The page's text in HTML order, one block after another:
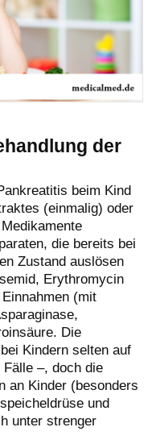
der
beim Kind
(einmalig) oder
die bereits bei
Zustand auslösen
Erythromycin
(mit
Die
Kindern selten auf
–, doch die
an Kinder (besonders
und
unter strenger